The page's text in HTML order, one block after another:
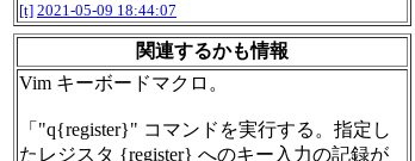
[t] 2021-05-09 18:44:07
関連するかも情報
Vim キーボードマクロ。
「"q{register}" コマンドを実行する。指定し
たレジスタ {register} へのキー入力の記録が